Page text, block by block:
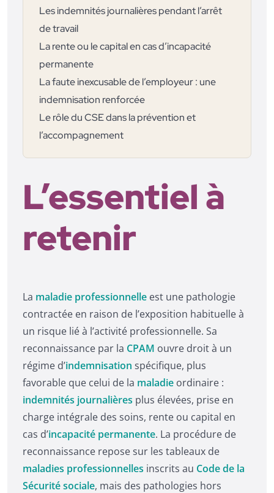
Les indemnités journalières pendant l’arrêt
de travail
La rente ou le capital en cas d’incapacité
permanente
La faute inexcusable de l’employeur : une
indemnisation renforcée
Le rôle du CSE dans la prévention et
l’accompagnement
L’essentiel à
retenir
La maladie professionnelle est une pathologie
contractée en raison de l’exposition habituelle à
un risque lié à l’activité professionnelle. Sa
reconnaissance par la CPAM ouvre droit à un
régime d’indemnisation spécifique, plus
favorable que celui de la maladie ordinaire :
indemnités journalières plus élevées, prise en
charge intégrale des soins, rente ou capital en
cas d’incapacité permanente. La procédure de
reconnaissance repose sur les tableaux de
maladies professionnelles inscrits au Code de la
Sécurité sociale, mais des pathologies hors